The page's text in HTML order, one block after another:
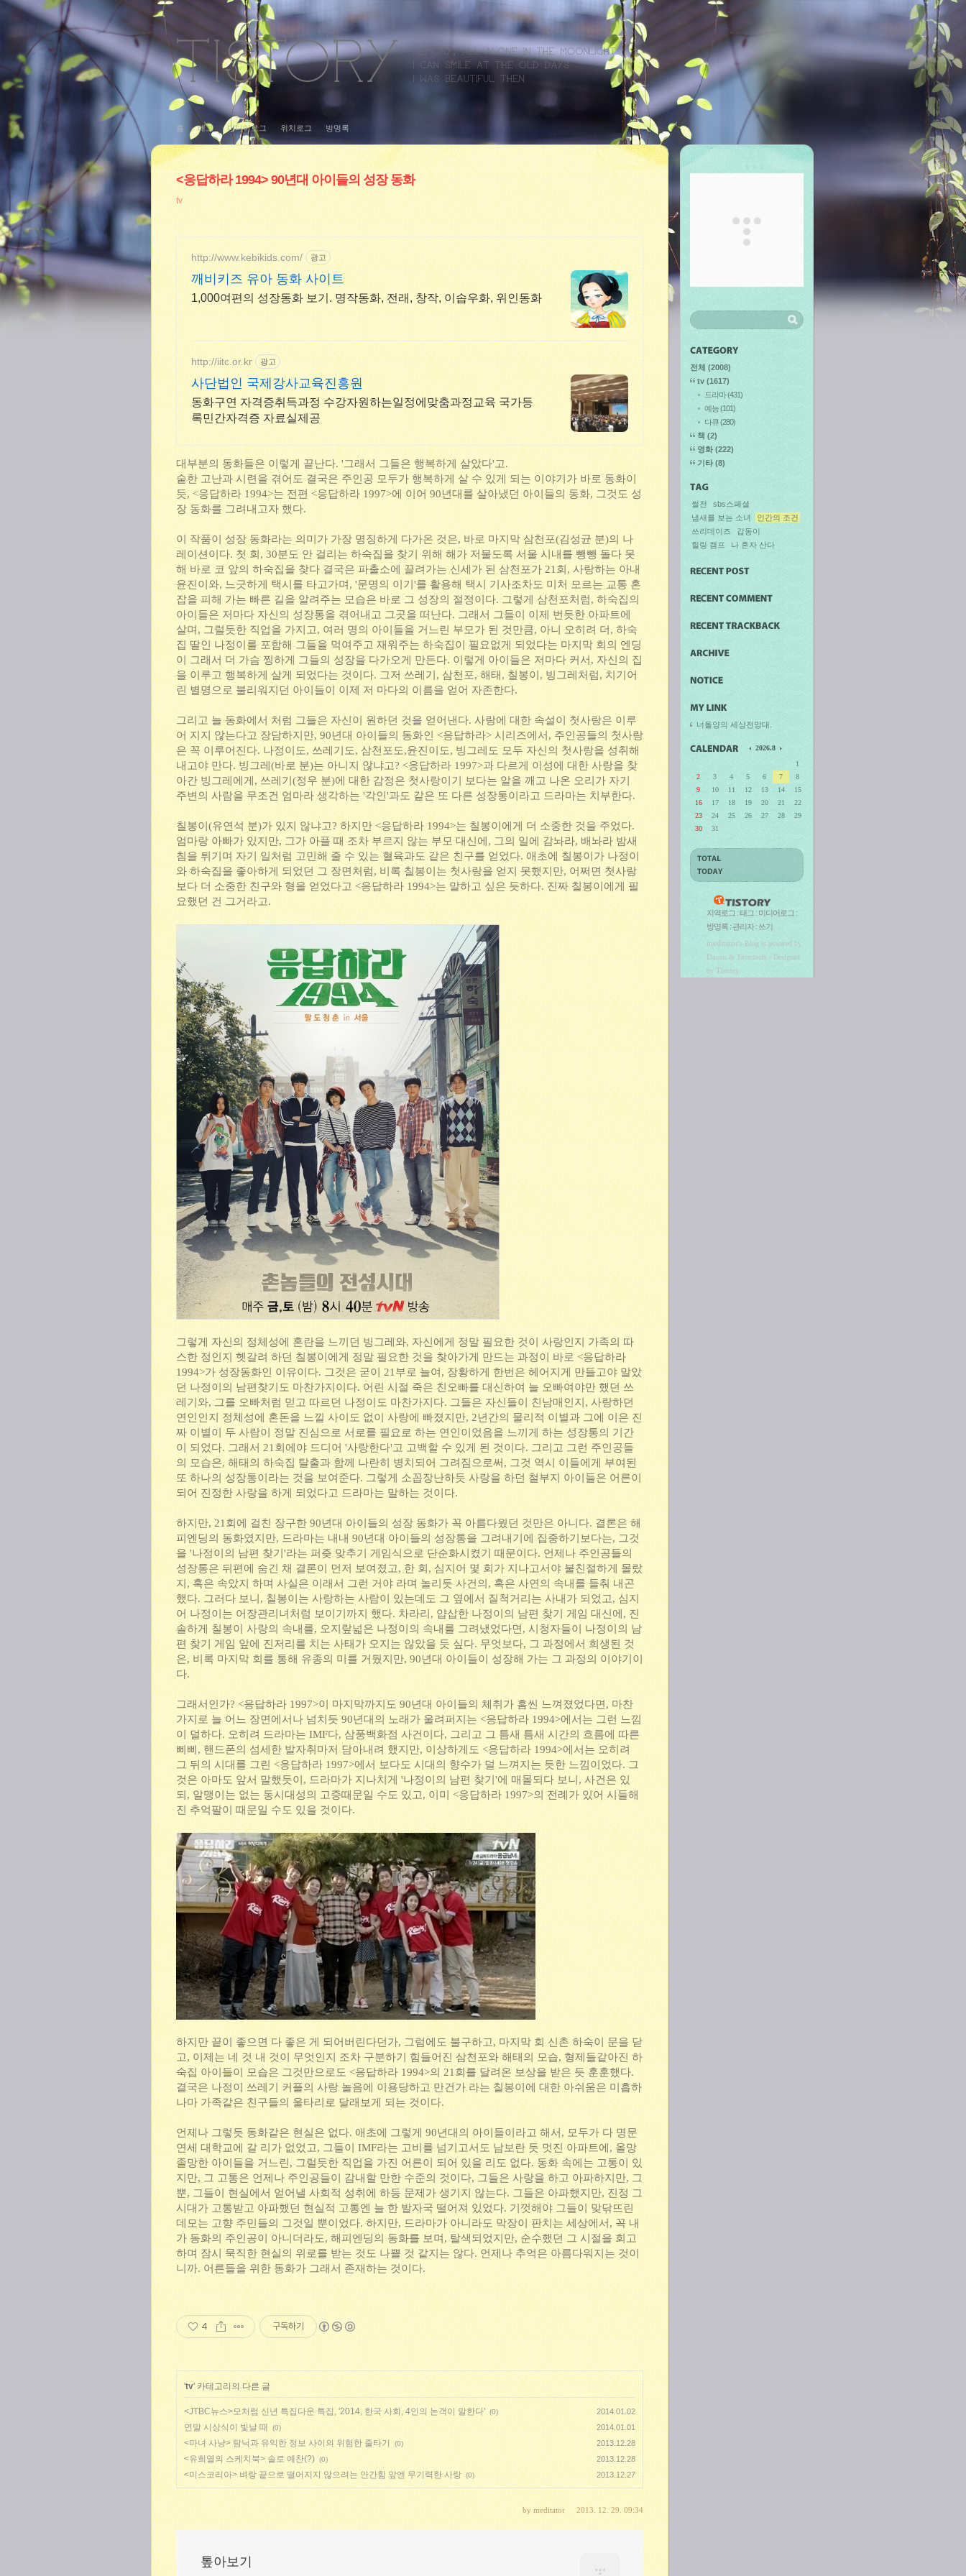
홈 태그 미디어로그 위치로그 방명록
<응답하라 1994> 90년대 아이들의 성장 동화
tv
http://www.kebikids.com/ 광고
깨비키즈 유아 동화 사이트
1,000여편의 성장동화 보기. 명작동화, 전래, 창작, 이솝우화, 위인동화
http://iitc.or.kr 광고
사단법인 국제강사교육진흥원
동화구연 자격증취득과정 수강자원하는일정에맞춤과정교육 국가등
록민간자격증 자료실제공
대부분의 동화들은 이렇게 끝난다. '그래서 그들은 행복하게 살았다'고.
숱한 고난과 시련을 겪어도 결국은 주인공 모두가 행복하게 살 수 있게 되는 이야기가 바로 동화이
듯, <응답하라 1994>는 전편 <응답하라 1997>에 이어 90년대를 살아냈던 아이들의 동화, 그것도 성
장 동화를 그려내고자 했다.
이 작품이 성장 동화라는 의미가 가장 명징하게 다가온 것은, 바로 마지막 삼천포(김성균 분)의 나
레이션이다. 첫 회, 30분도 안 걸리는 하숙집을 찾기 위해 해가 저물도록 서울 시내를 뺑뺑 돌다 못
해 바로 코 앞의 하숙집을 찾다 결국은 파출소에 끌려가는 신세가 된 삼천포가 21회, 사랑하는 아내
윤진이와, 느긋하게 택시를 타고가며, '문명의 이기'를 활용해 택시 기사조차도 미처 모르는 교통 혼
잡을 피해 가는 빠른 길을 알려주는 모습은 바로 그 성장의 절정이다. 그렇게 삼천포처럼, 하숙집의
아이들은 저마다 자신의 성장통을 겪어내고 그곳을 떠난다. 그래서 그들이 이제 번듯한 아파트에
살며, 그럴듯한 직업을 가지고, 여러 명의 아이들을 거느린 부모가 된 것만큼, 아니 오히려 더, 하숙
집 딸인 나정이를 포함해 그들을 먹여주고 재워주는 하숙집이 필요없게 되었다는 마지막 회의 엔딩
이 그래서 더 가슴 찡하게 그들의 성장을 다가오게 만든다. 이렇게 아이들은 저마다 커서, 자신의 집
을 이루고 행복하게 살게 되었다는 것이다. 그저 쓰레기, 삼천포, 해태, 칠봉이, 빙그레처럼, 치기어
린 별명으로 불리워지던 아이들이 이제 저 마다의 이름을 얻어 자존한다.
그리고 늘 동화에서 처럼 그들은 자신이 원하던 것을 얻어낸다. 사랑에 대한 속설이 첫사랑은 이루
어 지지 않는다고 장담하지만, 90년대 아이들의 동화인 <응답하라> 시리즈에서, 주인공들의 첫사랑
은 꼭 이루어진다. 나정이도, 쓰레기도, 삼천포도,윤진이도, 빙그레도 모두 자신의 첫사랑을 성취해
내고야 만다. 빙그레(바로 분)는 아니지 않냐고? <응답하라 1997>과 다르게 이성에 대한 사랑을 찾
아간 빙그레에게, 쓰레기(정우 분)에 대한 감정은 첫사랑이기 보다는 알을 깨고 나온 오리가 자기
주변의 사람을 무조건 엄마라 생각하는 '각인'과도 같은 또 다른 성장통이라고 드라마는 치부한다.
칠봉이(유연석 분)가 있지 않냐고? 하지만 <응답하라 1994>는 칠봉이에게 더 소중한 것을 주었다.
엄마랑 아빠가 있지만, 그가 아플 때 조차 부르지 않는 부모 대신에, 그의 일에 감놔라, 배놔라 밤새
침을 튀기며 자기 일처럼 고민해 줄 수 있는 혈육과도 같은 친구를 얻었다. 애초에 칠봉이가 나정이
와 하숙집을 좋아하게 되었던 그 장면처럼, 비록 칠봉이는 첫사랑을 얻지 못했지만, 어쩌면 첫사랑
보다 더 소중한 친구와 형을 얻었다고 <응답하라 1994>는 말하고 싶은 듯하다. 진짜 칠봉이에게 필
요했던 건 그거라고.
그렇게 자신의 정체성에 혼란을 느끼던 빙그레와, 자신에게 정말 필요한 것이 사랑인지 가족의 따
스한 정인지 헷갈려 하던 칠봉이에게 정말 필요한 것을 찾아가게 만드는 과정이 바로 <응답하라
1994>가 성장동화인 이유이다. 그것은 굳이 21부로 늘여, 장황하게 한번은 헤어지게 만들고야 말았
던 나정이의 남편찾기도 마찬가지이다. 어린 시절 죽은 친오빠를 대신하여 늘 오빠여야만 했던 쓰
레기와, 그를 오빠처럼 믿고 따르던 나정이도 마찬가지다. 그들은 자신들이 친남매인지, 사랑하던
연인인지 정체성에 혼돈을 느낄 사이도 없이 사랑에 빠졌지만, 2년간의 물리적 이별과 그에 이은 진
짜 이별이 두 사람이 정말 진심으로 서로를 필요로 하는 연인이었음을 느끼게 하는 성장통의 기간
이 되었다. 그래서 21회에야 드디어 '사랑한다'고 고백할 수 있게 된 것이다. 그리고 그런 주인공들
의 모습은, 해태의 하숙집 탈출과 함께 나란히 병치되어 그려짐으로써, 그것 역시 이들에게 부여된
또 하나의 성장통이라는 것을 보여준다. 그렇게 소꼽장난하듯 사랑을 하던 철부지 아이들은 어른이
되어 진정한 사랑을 하게 되었다고 드라마는 말하는 것이다.
하지만, 21회에 걸친 장구한 90년대 아이들의 성장 동화가 꼭 아름다웠던 것만은 아니다. 결론은 해
피엔딩의 동화였지만, 드라마는 내내 90년대 아이들의 성장통을 그려내기에 집중하기보다는, 그것
을 '나정이의 남편 찾기'라는 퍼즞 맞추기 게임식으로 단순화시켰기 때문이다. 언제나 주인공들의
성장통은 뒤편에 숨긴 채 결론이 먼저 보여졌고, 한 회, 심지어 몇 회가 지나고서야 불친절하게 몰랐
지, 혹은 속았지 하며 사실은 이래서 그런 거야 라며 놀리듯 사건의, 혹은 사연의 속내를 들춰 내곤
했다. 그러다 보니, 칠봉이는 사랑하는 사람이 있는데도 그 옆에서 질척거리는 사내가 되었고, 심지
어 나정이는 어장관리녀처럼 보이기까지 했다. 차라리, 얍삽한 나정이의 남편 찾기 게임 대신에, 진
솔하게 칠봉이 사랑의 속내를, 오지랖넓은 나정이의 속내를 그려냈었다면, 시청자들이 나정이의 남
편 찾기 게임 앞에 진저리를 치는 사태가 오지는 않았을 듯 싶다. 무엇보다, 그 과정에서 희생된 것
은, 비록 마지막 회를 통해 유종의 미를 거뒀지만, 90년대 아이들이 성장해 가는 그 과정의 이야기이
다.
그래서인가? <응답하라 1997>이 마지막까지도 90년대 아이들의 체취가 흠씬 느껴졌었다면, 마찬
가지로 늘 어느 장면에서나 넘치듯 90년대의 노래가 울려퍼지는 <응답하라 1994>에서는 그런 느낌
이 덜하다. 오히려 드라마는 IMF다, 삼풍백화점 사건이다, 그리고 그 틈새 틈새 시간의 흐름에 따른
삐삐, 핸드폰의 섬세한 발자취마저 담아내려 했지만, 이상하게도 <응답하라 1994>에서는 오히려
그 뒤의 시대를 그린 <응답하라 1997>에서 보다도 시대의 향수가 덜 느껴지는 듯한 느낌이었다. 그
것은 아마도 앞서 말했듯이, 드라마가 지나치게 '나정이의 남편 찾기'에 매몰되다 보니, 사건은 있
되, 알맹이는 없는 동시대성의 고증때문일 수도 있고, 이미 <응답하라 1997>의 전례가 있어 시들해
진 추억팔이 때문일 수도 있을 것이다.
하지만 끝이 좋으면 다 좋은 게 되어버린다던가, 그럼에도 불구하고, 마지막 회 신촌 하숙이 문을 닫
고, 이제는 네 것 내 것이 무엇인지 조차 구분하기 힘들어진 삼천포와 해태의 모습, 형제들같아진 하
숙집 아이들이 모습은 그것만으로도 <응답하라 1994>의 21회를 달려온 보상을 받은 듯 훈훈했다.
결국은 나정이 쓰레기 커플의 사랑 놀음에 이용당하고 만건가 라는 칠봉이에 대한 아쉬움은 미흡하
나마 가족같은 친구들의 울타리로 달래보게 되는 것이다.
언제나 그렇듯 동화같은 현실은 없다. 애초에 그렇게 90년대의 아이들이라고 해서, 모두가 다 명문
연세 대학교에 갈 리가 없었고, 그들이 IMF라는 고비를 넘기고서도 남보란 듯 멋진 아파트에, 올망
졸망한 아이들을 거느린, 그럴듯한 직업을 가진 어른이 되어 있을 리도 없다. 동화 속에는 고통이 있
지만, 그 고통은 언제나 주인공들이 감내할 만한 수준의 것이다, 그들은 사랑을 하고 아파하지만, 그
뿐, 그들이 현실에서 얻어낼 사회적 성취에 하등 문제가 생기지 않는다. 그들은 아파했지만, 진정 그
시대가 고통받고 아파했던 현실적 고통엔 늘 한 발자국 떨어져 있었다. 기껏해야 그들이 맞닦뜨린
데모는 고향 주민들의 그것일 뿐이었다. 하지만, 드라마가 아니라도 막장이 판치는 세상에서, 꼭 내
가 동화의 주인공이 아니더라도, 해피엔딩의 동화를 보며, 탈색되었지만, 순수했던 그 시절을 회고
하며 잠시 묵직한 현실의 위로를 받는 것도 나쁠 것 같지는 않다. 언제나 추억은 아름다워지는 것이
니까. 어른들을 위한 동화가 그래서 존재하는 것이다.
4 구독하기
'tv' 카테고리의 다른 글
<JTBC뉴스>모처럼 신년 특집다운 특집, '2014, 한국 사회, 4인의 논객이 말한다' (0) 2014.01.02
연말 시상식이 빛날 때 (0) 2014.01.01
<마녀 사냥> 탐닉과 유익한 정보 사이의 위험한 줄타기 (0) 2013.12.28
<유희열의 스케치북> 솔로 예찬(?) (0) 2013.12.28
<미스코리아> 벼랑 끝으로 떨어지지 않으려는 안간힘 앞엔 무기력한 사랑 (0) 2013.12.27
bymeditator 2013. 12. 29. 09:34
톺아보기
전체 (2008)
tv (1617)
드라마(431)
예능(101)
다큐(280)
책 (2)
영화(222)
기타 (8)
썰전
sbs스페셜
냄새를 보는 소녀
인간의 조건
쓰리데이즈
갑동이
힐링 캠프
나 혼자 산다
너돌양의 세상전망대.
2026.8
1
2
3 4 5 6 7
8
9
10 11 12 13 14
15
16
17 18 19 20 21
22
23
24 25 26 27 28
29
30
31
지역로그 :태그 : 미디어로그 :
방명록 :관리자: 쓰기
meditator's Blog is powered by
Daum & Tattertools / Designed
by Tistory